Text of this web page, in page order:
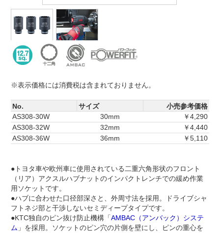
※表示価格には消費税は含まれておりません。
No. サイズ
小売参考価格
AS308-30W
30mm
￥4,290
AS308-32W
32mm
￥4,440
AS308-36W
36mm ￥5,110
●トヨタ車や欧州車に使用されている二重六角形状のフロント
（リア）アクスルハブナットのインパクトレンチでの緩め作業
用ソケットです。
●ハブに合わせた口径部深さと、外周寸法を採用。ドライブシャ
フトネジ部と干渉しないセミディープタイプです。
●KTC独自のピン抜け防止機構「AMBAC（アンバック）システ
ム 」を採用。ソケットのピン穴の片側を壁にし、ピンの重心を